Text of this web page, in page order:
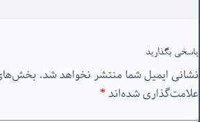
پاسخی بگذارید
نشانی ایمیل شما منتشر نخواهد شد.
علامت‌گذاری شده‌اند*